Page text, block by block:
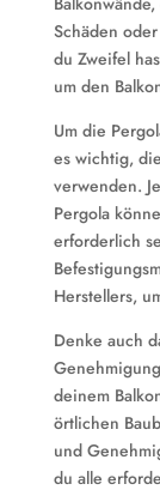
Schäden
du Zweifel
um den
Um die
es wichtig,
verwenden.
Pergola
erforderlich
Herstellers,
Denke auch
deinem
örtlichen
und
du alle